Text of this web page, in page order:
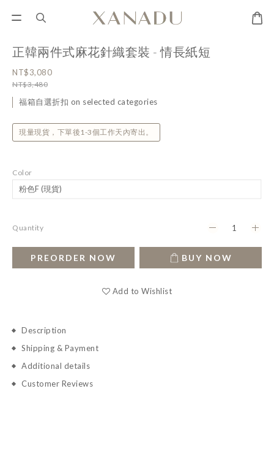
正韓兩件式麻花針織套裝 - 情長紙短
NT$3,080
NT$3,480
福箱自選折扣 on selected categories
現量現貨，下單後1-3個工作天內寄出。
Color
Quantity
PREORDER NOW BUY NOW
Add to Wishlist
Description
Shipping & Payment
Additional details
Customer Reviews